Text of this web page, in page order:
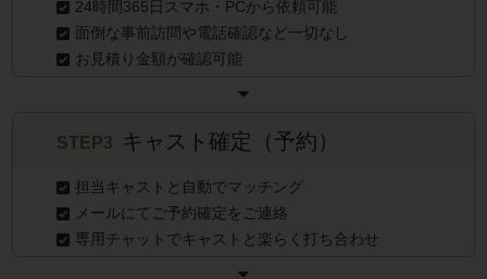
24時間365日スマホ・PCから依頼可能
面倒な事前訪問や電話確認など一切なし
お見積り金額が確認可能
STEP3 キャスト確定（予約）
担当キャストと自動でマッチング
メールにてご予約確定をご連絡
専用チャットでキャストと楽らく打ち合わせ